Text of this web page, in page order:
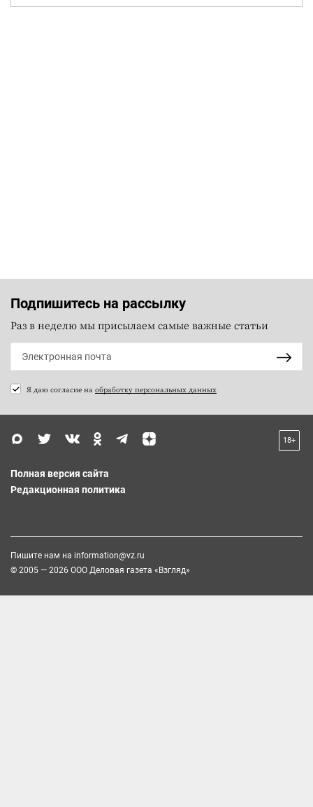
Подпишитесь на рассылку
Раз в неделю мы присылаем самые важные статьи
Я даю согласие на обработку персональных данных
18+
Полная версия сайта
Редакционная политика
Пишите нам на information@vz.ru
© 2005 — 2026 ООО Деловая газета «Взгляд»